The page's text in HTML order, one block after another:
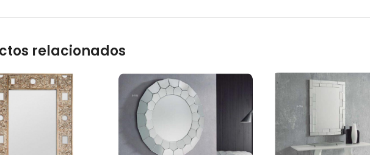
relacionados